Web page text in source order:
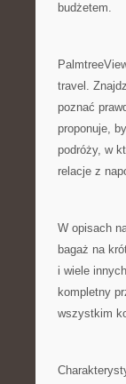
budżetem.
travel.
poznać
proponuje,
podróży, w
relacje z
W opisach
bagaż na
i wiele
kompletny
wszystkim